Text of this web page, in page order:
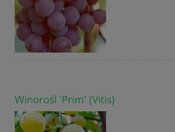
Winorośl 'Prim' (Vitis)